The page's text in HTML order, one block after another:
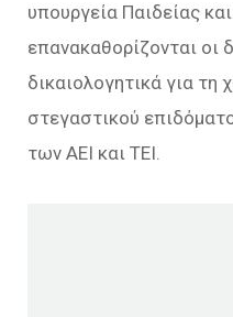
υπουργεία Παιδείας
επανακαθορίζονται οι
δικαιολογητικά για τη
στεγαστικού
των ΑΕΙ και ΤΕΙ.